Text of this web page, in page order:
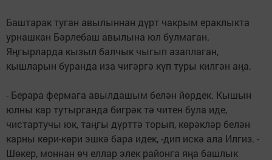
Баштарак туган авылыннан дүрт чакрым ераклыкта
урнашкан Бәрлебаш авылына юл булмаган.
Яңгырларда кызыл балчык чыгып азап­лаган,
кышларын буранда иза чигәргә күп туры килгән аңа.
- Берара фермага авылдашым белән йөрдек. Кышын
юлны кар тутырганда бигрәк тә читен була иде,
чистартучы юк, таңгы дүрттә торып, көрәкләр белән
карны көри-көри эшкә бара идек, -дип искә ала Илгиз. -
Шөкер, моннан өч еллар элек районга яңа башлык